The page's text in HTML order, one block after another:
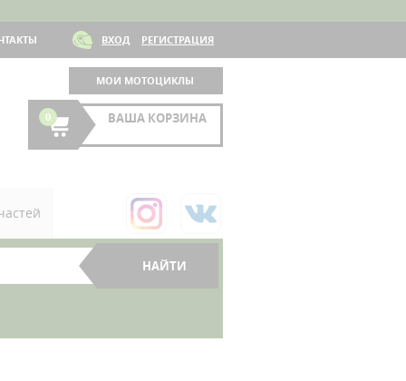
ВХОД РЕГИСТРАЦИЯ
МОИ МОТОЦИКЛЫ
0 ВАША КОРЗИНА